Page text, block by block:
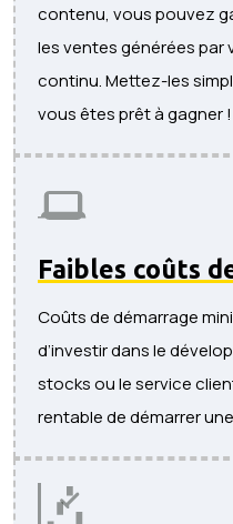
contenu, vous pouvez
les ventes générées
continu. Mettez-les
vous êtes prêt à gagner !
Faibles coûts
Coûts de démarrage
d’investir dans le
stocks ou le service
rentable de démarrer